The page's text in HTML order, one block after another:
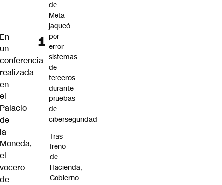
En
un
conferencia
realizada
en
el
Palacio
de
la
Moneda,
el
vocero
de
de
Meta
jaqueó
por
error
sistemas
de
terceros
durante
pruebas
de
ciberseguridad
Tras
freno
de
Hacienda,
Gobierno